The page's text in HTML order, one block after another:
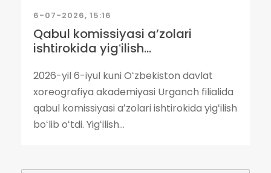
6-07-2026, 15:16
Qabul komissiyasi aʼzolari
ishtirokida yigʻilish...
2026-yil 6-iyul kuni Oʻzbekiston davlat
xoreografiya akademiyasi Urganch filialida
qabul komissiyasi aʼzolari ishtirokida yigʻilish
boʻlib oʻtdi. Yigʻilish...